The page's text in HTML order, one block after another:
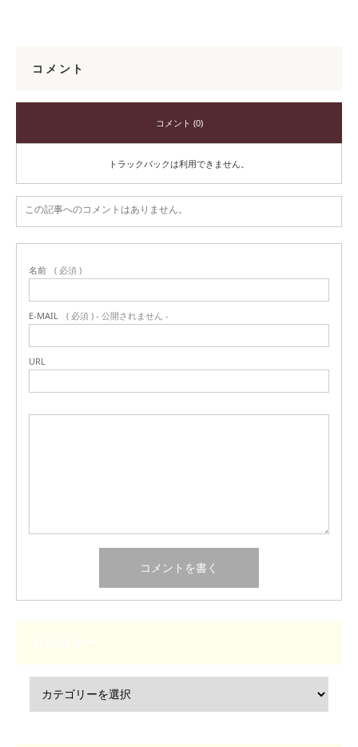
コメント
コメント (0)
トラックバックは利用できません。
この記事へのコメントはありません。
名前 ( 必須 )
E-MAIL ( 必須 ) - 公開されません -
URL